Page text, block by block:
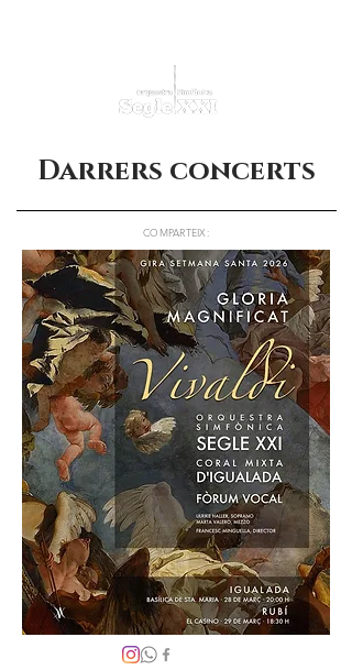
Darrers concerts
COMPARTEIX: